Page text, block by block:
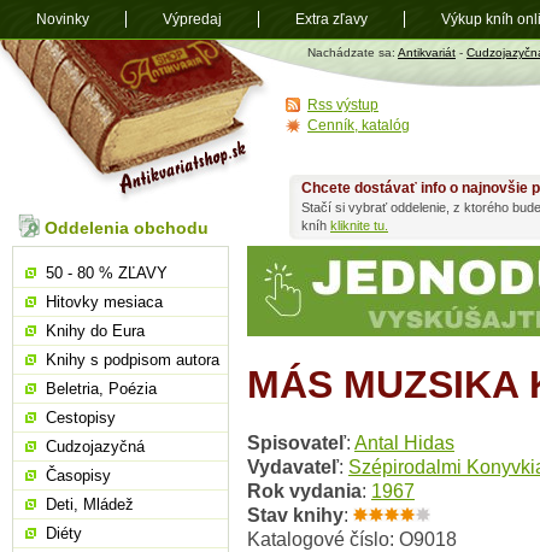
Antikvariát
shop.sk
Nachádzate sa: Antikvariát -
MÁS MUZSIKA
Spisovateľ: Antal Hidas
Vydavateľ: Szépirodalmi
Rok vydania: 1967
Stav knihy:
Katalogové číslo: O9018
Chcete dostávať info o najnovšie
Stačí si vybrať oddelenie, z ktorého
kníh kliknite tu.
Oddelenia obchodu
50 - 80 % ZĽAVY
Hitovky mesiaca
Knihy do Eura
Knihy s podpisom autora
Beletria, Poézia
Cestopisy
Cudzojazyčná
Časopisy
Deti, Mládež
Diéty
Rss výstup
Cenník, katalóg
Novinky Výpredaj Extra zľavy Výkup kníh